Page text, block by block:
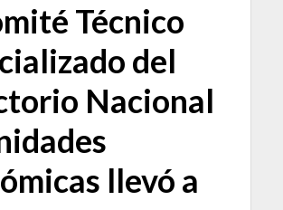
Técnico
del
Nacional
llevó a